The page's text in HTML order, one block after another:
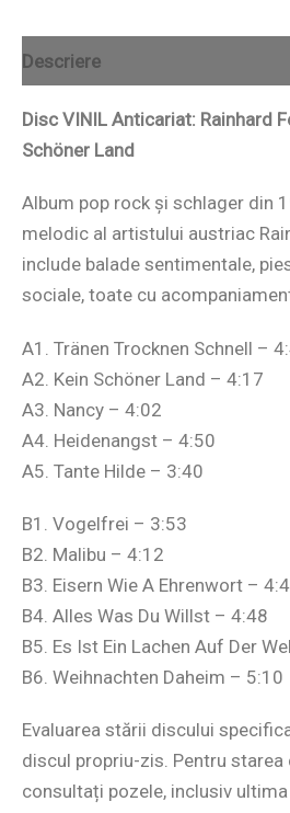
Descriere
Disc VINIL Anticariat: Rainhard
Schöner Land
Album pop rock și schlager din
melodic al artistului austriac
include balade sentimentale,
sociale, toate cu
A1. Tränen Trocknen Schnell –
A2. Kein Schöner Land – 4:17
A3. Nancy – 4:02
A4. Heidenangst – 4:50
A5. Tante Hilde – 3:40
B1. Vogelfrei – 3:53
B2. Malibu – 4:12
B3. Eisern Wie A Ehrenwort –
B4. Alles Was Du Willst – 4:48
B5. Es Ist Ein Lachen Auf Der
B6. Weihnachten Daheim – 5:10
Evaluarea stării discului
discul propriu-zis. Pentru starea
consultați pozele, inclusiv